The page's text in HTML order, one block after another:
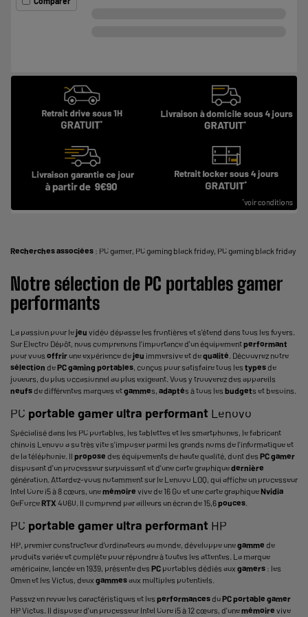
Recherches associées : PC gamer PC gaming black friday PC gaming black friday
Notresélection de PC portablesgamer
performants
La passion pour lejeu vidéo dépasse les frontières et s'étend dans tous les foyers.
Sur Electro Dépôt, nous comprenons l'importance d'un équipementperformant
pour vous offrir une expérience dejeu immersive et dequalité . Découvrez notre
sélection dePC gaming portables , conçus pour satisfaire tous les typesde
joueurs, du plus occasionnel au plus exigeant. Vous y trouverez des appareils
neufsde différentes marques etgammes, adaptés à tous les budgets et besoins.
PC portable gamer ultra performant Lenovo
Spécialisé dans les PC portables , les tablettes et les smartphones, le fabricant
chinois Lenovo a su très vite s'imposer parmi les grands noms de l'informatique et
de la téléphonie. Il propose des équipements de haute qualité, dont des PCgamer
disposant d'un processeur surpuissant et d'une carte graphiquedernière
génération. Attardez-vous notamment sur le Lenovo LOQ, qui affiche un processeur
Intel Core i5 à 8 cœurs, unemémoire vive de 16 Go et une carte graphiqueNvidia
GeForceRTX 4060. Il comprend par ailleurs un écran de 15,6pouces
PC portable gamer ultra performant HP
HP, premier constructeur d'ordinateurs au monde, développe unegamme de
produits variée et complète pour répondre à toutes les attentes. La marque
américaine, lancée en 1939, présente des PC portables dédiés aux gamers : les
Omen et les Victus, deux gammesaux multiples potentiels.
Passez en revue les caractéristiques et les performancesduPCportable gamer
HP Victus. Il dispose d'un processeur Intel Core i5 à 12 cœurs, d'unemémoire vive